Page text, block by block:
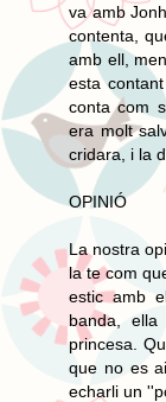
va amb
contenta,
amb ell,
esta
conta com
era molt
cridara, i la
OPINIÓ
La nostra
la te com
estic amb
banda,
princesa.
que no es
echarli un